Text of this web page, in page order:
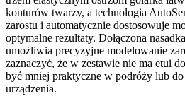
konturów twarzy, a technologia
zarostu i automatycznie dostosowuje
optymalne rezultaty. Dołączona
umożliwia precyzyjne modelowanie
zaznaczyć, że w zestawie nie ma etui
być mniej praktyczne w podróży lub
urządzenia.